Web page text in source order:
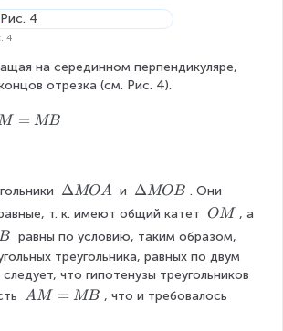
4
на серединном перпендикуляре,
отрезка (см. Рис. 4).
= MB
\
D
ta
M
O
A
ΔMOA и \
D
ta
M
O
B
ΔMOB . Они
т. к. имеют общий катет \
\
M
OM , а
равны по условию, таким образом,
треугольника, равных по двум
что гипотенузы треугольников
A
AM = MB , что и требовалось